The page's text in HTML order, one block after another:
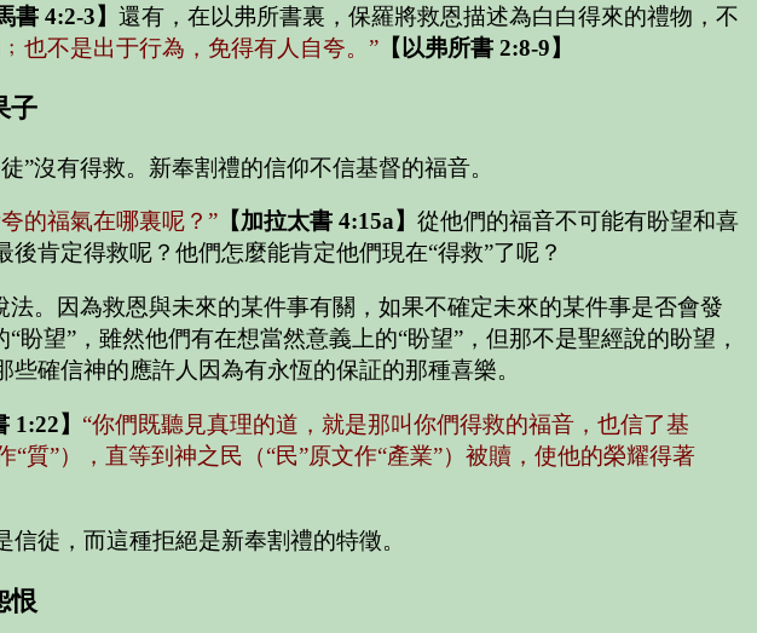
書 4:2-3】 還有，在以弗所書裏，保羅將救恩描述為白白得來的禮物，不
也不是出于行為，免得有人自夸。” 【以弗所書 2:8-9】
子
沒有得救。新奉割禮的信仰不信基督的福音。
的福氣在哪裏呢？” 【加拉太書 4:15a】 從他們的福音不可能有盼望和喜
肯定得救呢？他們怎麼能肯定他們現在“得救”了呢？
。因為救恩與未來的某件事有關，如果不確定未來的某件事是否會發
望”，雖然他們有在想當然意義上的“盼望”，但那不是聖經說的盼望，
確信神的應許人因為有永恆的保証的那種喜樂。
1:22】 “你們既聽見真理的道，就是那叫你們得救的福音，也信了基
“質”），直等到神之民（“民”原文作“產業”）被贖，使他的榮耀得著
徒，而這種拒絕是新奉割禮的特徵。
恨